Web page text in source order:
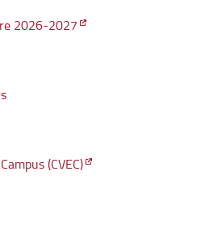
2026-2027
(CVEC)